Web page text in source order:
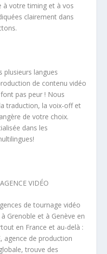
à votre timing et à vos
clairement dans
plusieurs langues
de contenu vidéo
pas peur ! Nous
traduction, la voix-off et
de votre choix.
dans les
VIDÉO
de tournage vidéo
Grenoble et à Genève en
en France et au-delà :
agence de production
trouve des